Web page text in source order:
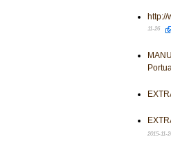
11-26
2015-11-